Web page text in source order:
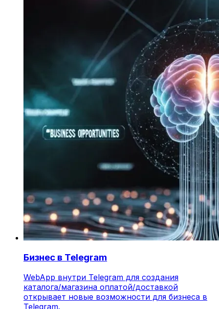
Бизнес в Telegram
WebApp внутри Telegram для создания
каталога/магазина оплатой/доставкой
открывает новые возможности для бизнеса в
Telegram.